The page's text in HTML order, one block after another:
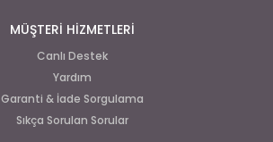
MÜŞTERİ HİZMETLERİ
Canlı Destek
Yardım
Garanti & İade Sorgulama
Sıkça Sorulan Sorular